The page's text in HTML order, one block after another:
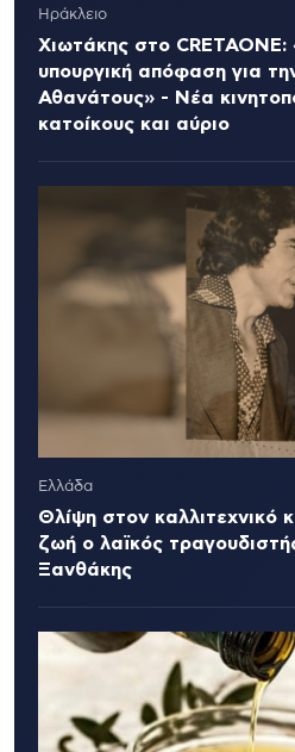
Ηράκλειο
Χιωτάκης στο
υπουργική απόφαση για
Αθανάτους» - Νέα
κατοίκους και αύριο
Ελλάδα
Θλίψη στον καλλιτεχνικό
ζωή ο λαϊκός
Ξανθάκης